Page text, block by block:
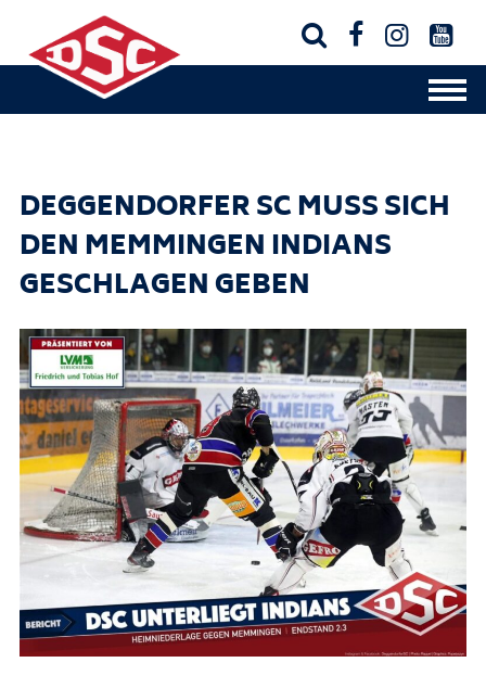
   
DEGGENDORFER SC MUSS SICH
DEN MEMMINGEN INDIANS
GESCHLAGEN GEBEN